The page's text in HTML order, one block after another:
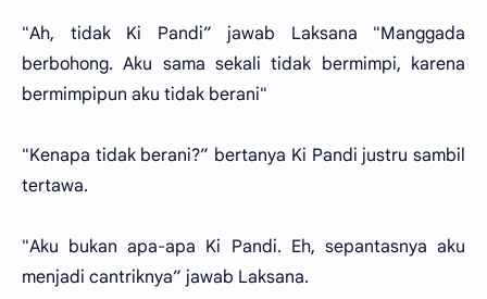
"Ah, tidak Ki Pandi” jawab Laksana "Manggada
berbohong. Aku sama sekali tidak bermimpi, karena
bermimpipun aku tidak berani"
"Kenapa tidak berani?” bertanya Ki Pandi justru sambil
tertawa.
"Aku bukan apa-apa Ki Pandi. Eh, sepantasnya aku
menjadi cantriknya” jawab Laksana.